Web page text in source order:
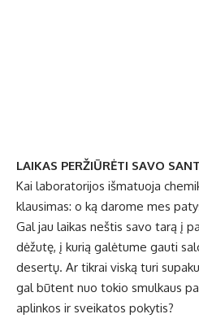
LAIKAS PERŽIŪRĖTI SAVO
Kai laboratorijos išmatuoja
klausimas: o ką darome mes
Gal jau laikas neštis savo tarą į
dėžutę, į kurią galėtume gauti
desertų. Ar tikrai viską turi
gal būtent nuo tokio smulkaus
aplinkos ir sveikatos pokytis?